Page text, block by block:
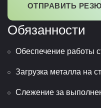
ОТПРАВИТЬ
Обязанности
Обеспечение работы
Загрузка металла на
Слежение за